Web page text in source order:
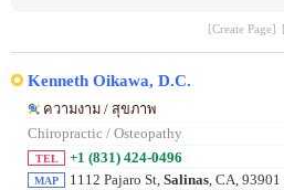
[Create Page]
Kenneth Oikawa, D.C.
ความงาม / สุขภาพ
Chiropractic / Osteopathy
TEL +1 (831) 424-0496
MAP 1112 Pajaro St, Salinas, CA, 93901